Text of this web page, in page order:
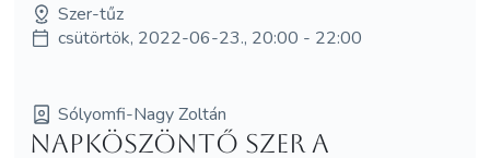
Szer-tűz
csütörtök, 2022-06-23., 20:00 - 22:00
Sólyomfi-Nagy Zoltán
Napköszöntő Szer a